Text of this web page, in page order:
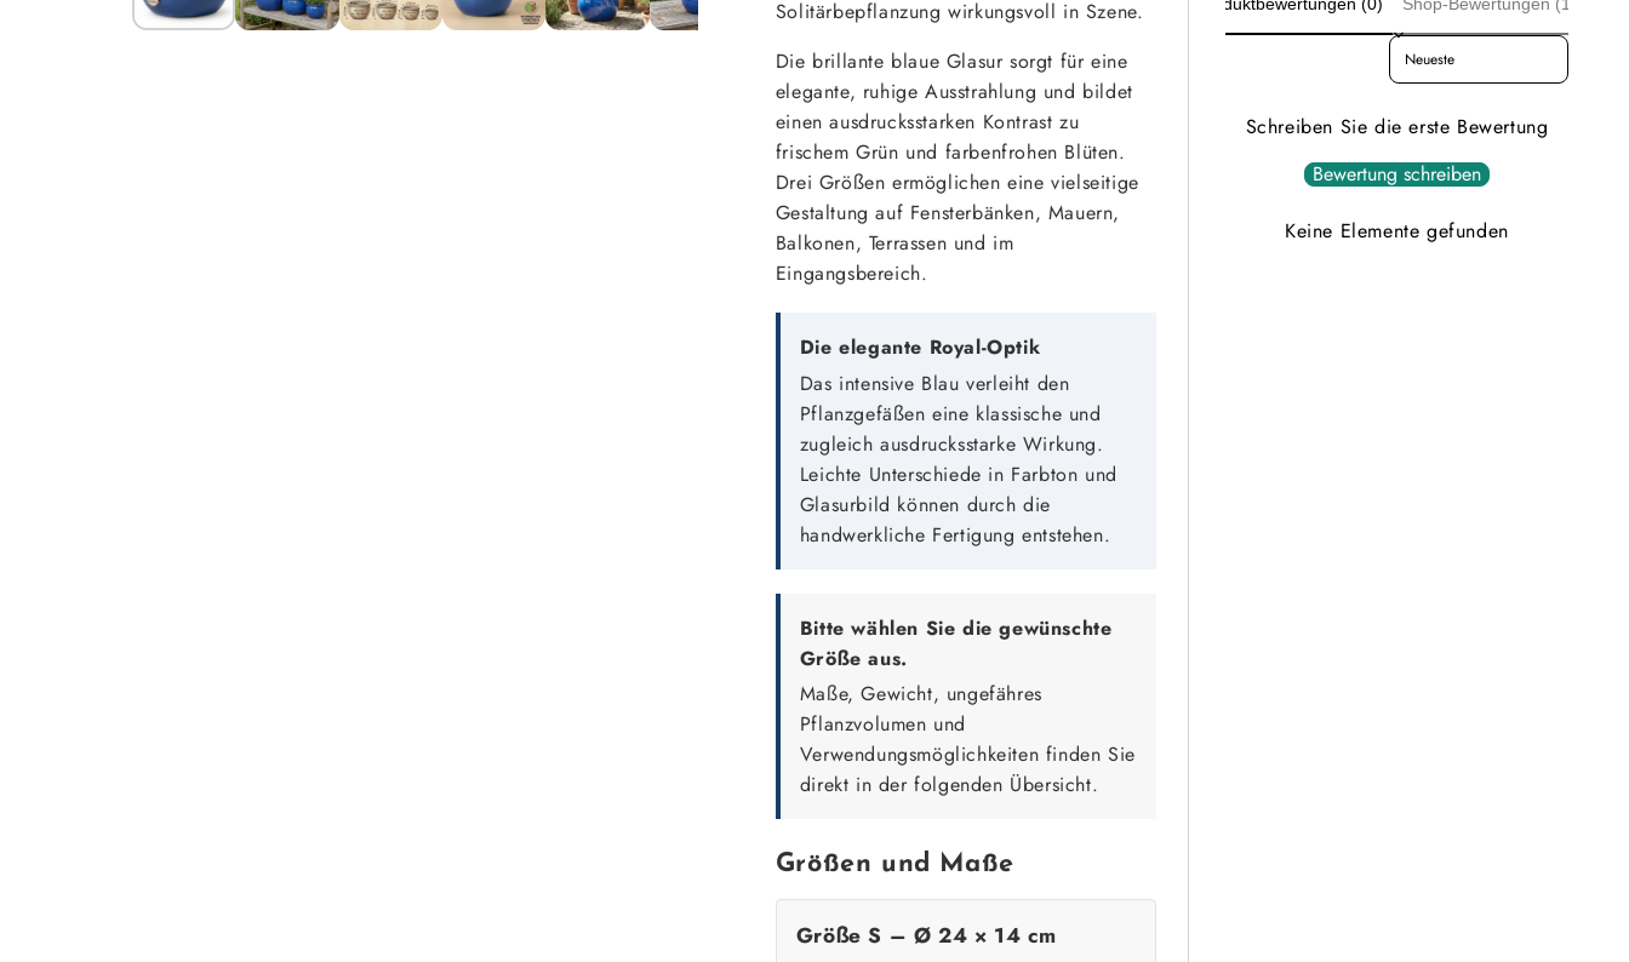
Solitärbepflanzung wirkungsvoll in Szene.
Die brillante blaue Glasur sorgt für eine
elegante, ruhige Ausstrahlung und bildet
einen ausdrucksstarken Kontrast zu
frischem Grün und farbenfrohen Blüten.
Drei Größen ermöglichen eine vielseitige
Gestaltung auf Fensterbänken, Mauern,
Balkonen, Terrassen und im
Eingangsbereich.
Die elegante Royal-Optik
Das intensive Blau verleiht den
Pflanzgefäßen eine klassische und
zugleich ausdrucksstarke Wirkung.
Leichte Unterschiede in Farbton und
Glasurbild können durch die
handwerkliche Fertigung entstehen.
Bitte wählen Sie die gewünschte
Größe aus.
Maße, Gewicht, ungefähres
Pflanzvolumen und
Verwendungsmöglichkeiten finden Sie
direkt in der folgenden Übersicht.
Größen und Maße
Größe S – Ø 24 × 14 cm
Frostfest
verringern
Frostfest
erhöhen
Produktbewertungen (0) Shop-Bewertungen (125)
Sort reviews by
Schreiben Sie die erste Bewertung
Bewertung schreiben
Keine Elemente gefunden